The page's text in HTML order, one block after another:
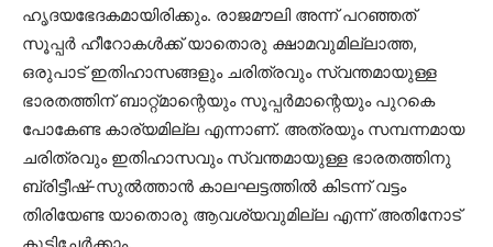
ഹൃദയഭേദകമായിരിക്കും. രാജമൗലി അന്ന് പറഞ്ഞത്
സൂപ്പർ ഹീറോകൾക്ക് യാതൊരു ക്ഷാമവുമില്ലാത്ത,
ഒരുപാട് ഇതിഹാസങ്ങളും ചരിത്രവും സ്വന്തമായുള്ള
ഭാരതത്തിന് ബാറ്റ്മാന്റെയും സൂപ്പർമാന്റെയും പുറകെ
പോകേണ്ട കാര്യമില്ല എന്നാണ്. അത്രയും സമ്പന്നമായ
ചരിത്രവും ഇതിഹാസവും സ്വന്തമായുള്ള ഭാരതത്തിനു
ബ്രിട്ടീഷ്-സുൽത്താൻ കാലഘട്ടത്തിൽ കിടന്ന് വട്ടം
തിരിയേണ്ട യാതൊരു ആവശ്യവുമില്ല എന്ന് അതിനോട്